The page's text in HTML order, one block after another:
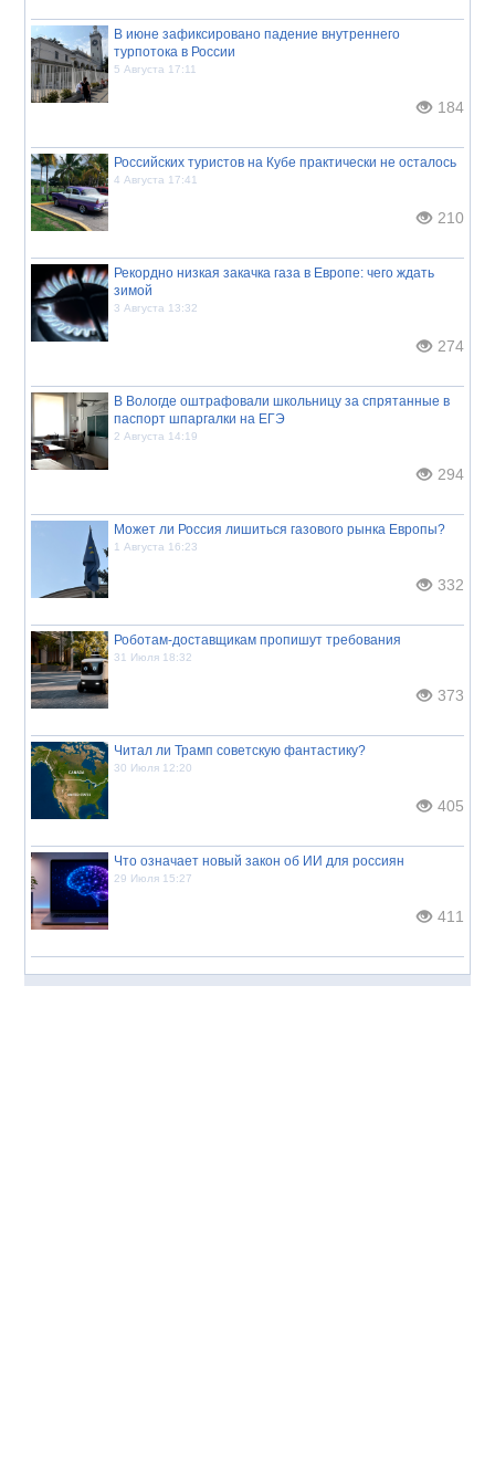
В июне зафиксировано падение внутреннего
турпотока в России
5 Августа 17:11
184
Российских туристов на Кубе практически не осталось
4 Августа 17:41
210
Рекордно низкая закачка газа в Европе: чего ждать
зимой
3 Августа 13:32
274
В Вологде оштрафовали школьницу за спрятанные в
паспорт шпаргалки на ЕГЭ
2 Августа 14:19
294
Может ли Россия лишиться газового рынка Европы?
1 Августа 16:23
332
Роботам-доставщикам пропишут требования
31 Июля 18:32
373
Читал ли Трамп советскую фантастику?
30 Июля 12:20
405
Что означает новый закон об ИИ для россиян
29 Июля 15:27
411